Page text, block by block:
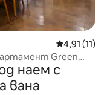
Средна
4,91 (11)
Green
наем с
вана